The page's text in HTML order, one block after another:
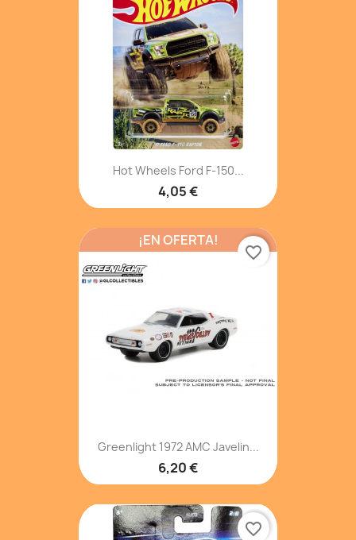
Hot Wheels Ford F-150...
4,05 €
Greenlight 1972 AMC Javelin...
6,20 €
¡EN OFERTA!
favorite_border
favorite_border